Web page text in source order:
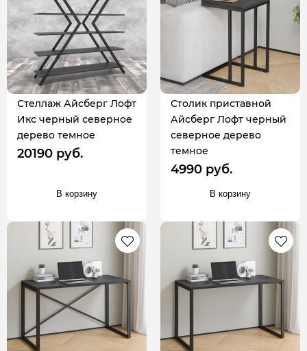
Стеллаж Айсберг Лофт
Икс черный северное
дерево темное
20190 руб.
В корзину
Столик приставной
Айсберг Лофт черный
северное дерево
темное
4990 руб.
В корзину